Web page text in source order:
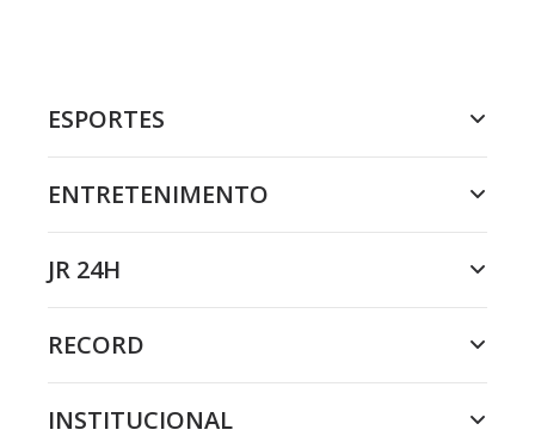
ESPORTES
ENTRETENIMENTO
JR 24H
RECORD
INSTITUCIONAL